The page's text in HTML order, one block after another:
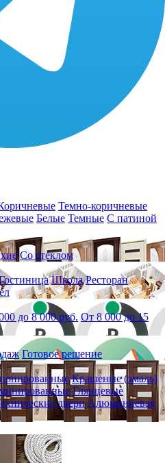
Темно-коричневые
Белые Темные С патиной
Со стеклом
Школа Ресторан
до 8 000 руб. От 8 000 до 15
Готовое решение
Крашеные (эмаль)
Глянцевые
двери Алюминиевая